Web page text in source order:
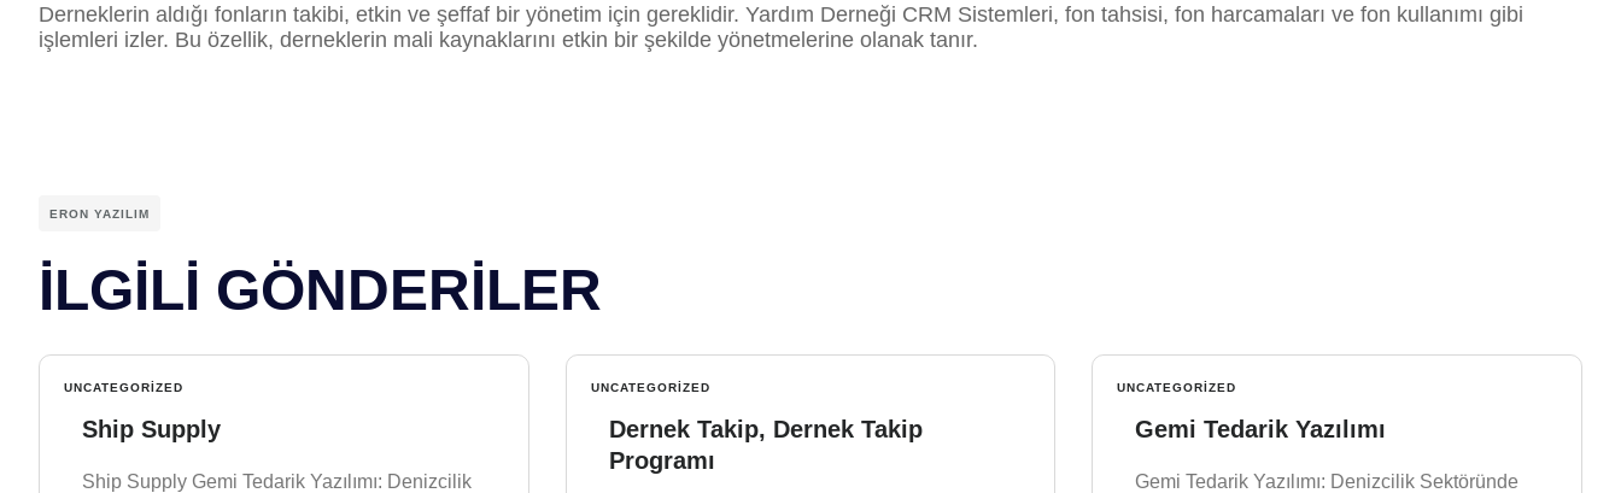
Derneklerin aldığı fonların takibi, etkin ve şeffaf bir yönetim için gereklidir. Yardım Derneği CRM Sistemleri, fon tahsisi, fon harcamaları ve fon kullanımı gibi
işlemleri izler. Bu özellik, derneklerin mali kaynaklarını etkin bir şekilde yönetmelerine olanak tanır.
ERON YAZILIM
İLGİLİ GÖNDERİLER
UNCATEGORIZED
Ship Supply
Ship Supply Gemi Tedarik Yazılımı: Denizcilik
UNCATEGORIZED
Dernek Takip, Dernek Takip
Programı
UNCATEGORIZED
Gemi Tedarik Yazılımı
Gemi Tedarik Yazılımı: Denizcilik Sektöründe